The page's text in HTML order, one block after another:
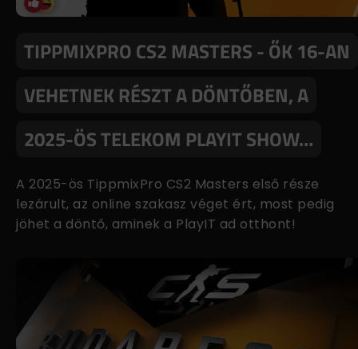
TIPPMIXPRO CS2 MASTERS - ŐK 16-AN
VEHETNEK RÉSZT A DÖNTŐBEN, A
2025-ÖS TELEKOM PLAYIT SHOW…
A 2025-ös TippmixPro CS2 Masters első része
lezárult, az online szakasz véget ért, most pedig
jöhet a döntő, aminek a PlayIT ad otthont!